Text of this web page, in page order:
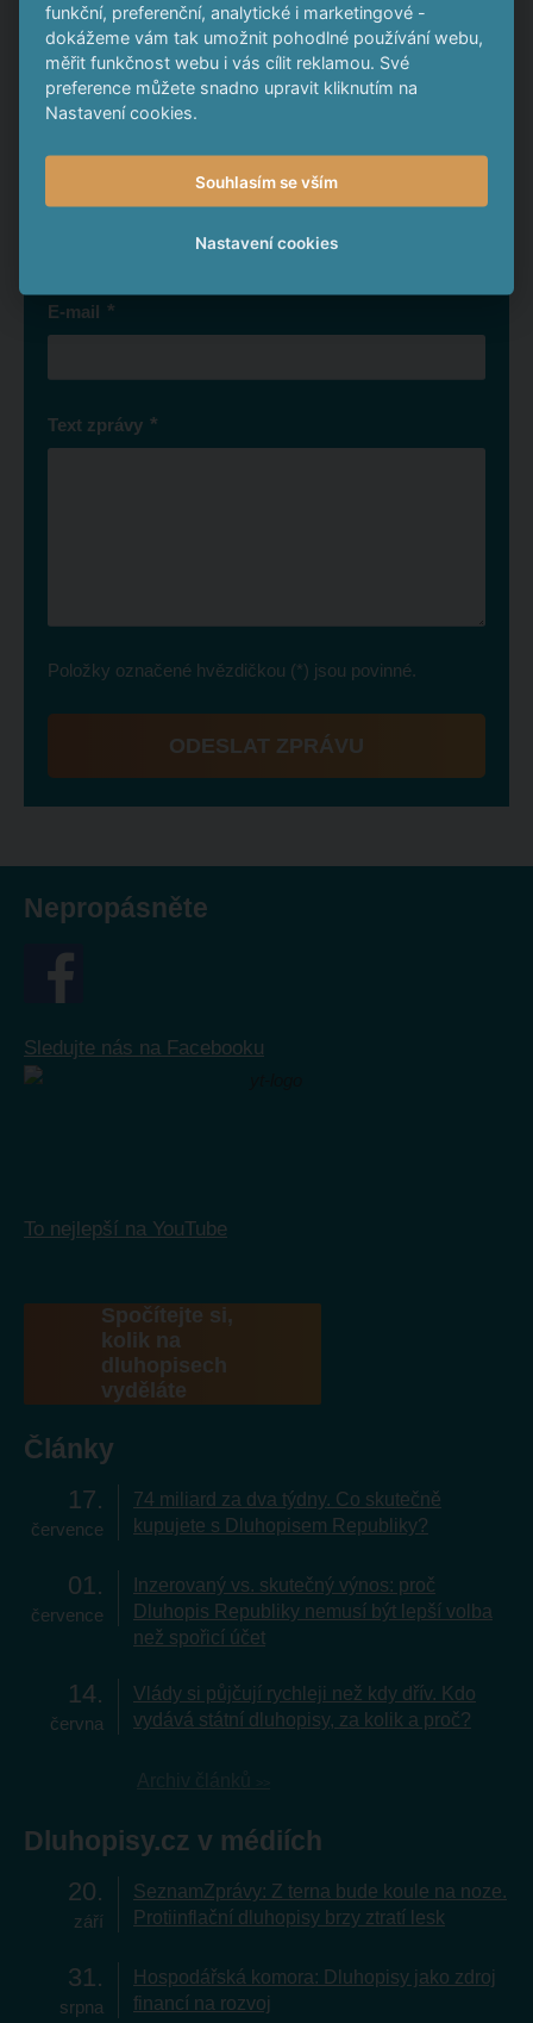
Hodnocení subjektu systémem Cribis pdf 264.97 KB
Napište nám
E-mail *
Text zprávy *
Položky označené hvězdičkou (*) jsou povinné.
ODESLAT ZPRÁVU
Nepropásněte
Sledujte nás na Facebooku
To nejlepší na YouTube
Spočítejte si,
kolik na
dluhopisech
vyděláte
Články
17
července
74 miliard za dva týdny. Co skutečně
kupujete s Dluhopisem Republiky?
01
července
Inzerovaný vs. skutečný výnos: proč
Dluhopis Republiky nemusí být lepší volba
než spořicí účet
14
června
Vlády si půjčují rychleji než kdy dřív. Kdo
vydává státní dluhopisy, za kolik a proč?
Dluhopisy.cz v médiích
20
září
SeznamZprávy: Z terna bude koule na noze.
Protiinflační dluhopisy brzy ztratí lesk
31
srpna
Hospodářská komora: Dluhopisy jako zdroj
financí na rozvoj
funkční, preferenční, analytické i marketingové -
dokážeme vám tak umožnit pohodlné používání webu,
měřit funkčnost webu i vás cílit reklamou. Své
preference můžete snadno upravit kliknutím na
Nastavení cookies.
Souhlasím se vším
Nastavení cookies